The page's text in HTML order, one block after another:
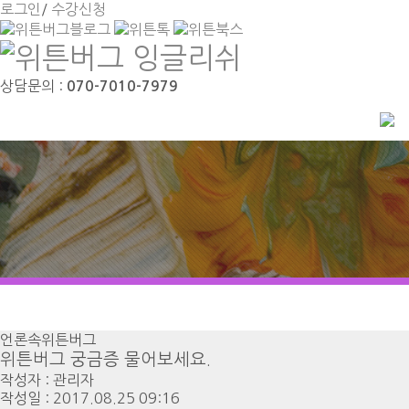
로그인 / 수강신청
상담문의 : 070-7010-7979
언론속위튼버그
위튼버그 궁금증 물어보세요.
작성자 : 관리자
작성일 : 2017.08.25 09:16